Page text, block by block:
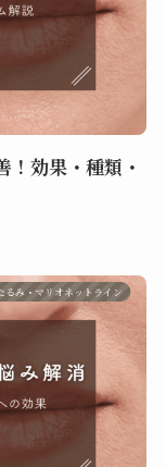
！効果・種類・
るみ・マリオネットライン